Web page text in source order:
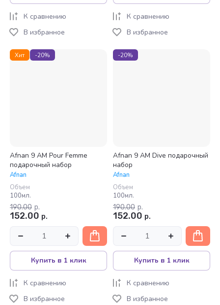
К сравнению
В избранное
К сравнению
В избранное
Хит -20%
Afnan 9 AM Pour Femme
подарочный набор
Afnan
Объем
100мл.
190.00 р.
152.00 р.
Купить в 1 клик
К сравнению
В избранное
-20%
Afnan 9 AM Dive подарочный
набор
Afnan
Объем
100мл.
190.00 р.
152.00 р.
Купить в 1 клик
К сравнению
В избранное